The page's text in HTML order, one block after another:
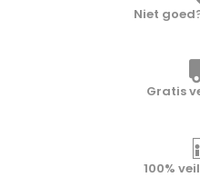
Niet
Gratis
100%